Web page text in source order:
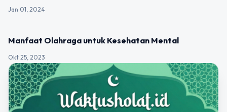
Jan 01, 2024
Manfaat Olahraga untuk Kesehatan Mental
Okt 25, 2023